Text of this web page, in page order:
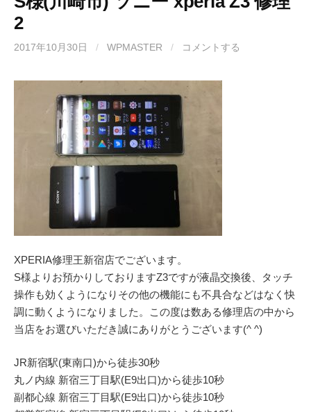
2
2017年10月30日 / WPMASTER / コメントする
XPERIA修理王新宿店でございます。
S様よりお預かりしておりますZ3ですが液晶交換後、タッチ
操作も効くようになりその他の機能にも不具合などはなく快
調に動くようになりました。この度は数ある修理店の中から
当店をお選びいただき誠にありがとうございます(^ ^)
JR新宿駅(東南口)から徒歩30秒
丸ノ内線 新宿三丁目駅(E9出口)から徒歩10秒
副都心線 新宿三丁目駅(E9出口)から徒歩10秒